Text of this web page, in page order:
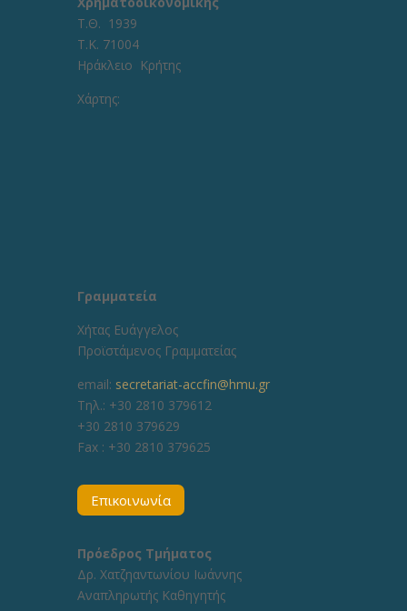
Τ.Θ. 1939
Τ.Κ. 71004
Ηράκλειο Κρήτης
Χάρτης:
Γραμματεία
Χήτας Ευάγγελος
Προϊστάμενος Γραμματείας
email: secretariat-accfin@hmu.gr
Τηλ.: +30 2810 379612
+30 2810 379629
Fax : +30 2810 379625
Επικοινωνία
Πρόεδρος Τμήματος
Δρ. Χατζηαντωνίου Ιωάννης
Αναπληρωτής Καθηγητής